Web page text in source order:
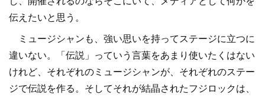
伝えたいと思う。
ミュージシャンも、強い思いを持ってステージに立つに
違いない。「伝説」っていう言葉をあまり使いたくはない
けれど、それぞれのミュージシャンが、それぞれのステー
ジで伝説を作る。そしてそれが結晶されたフジロックは、